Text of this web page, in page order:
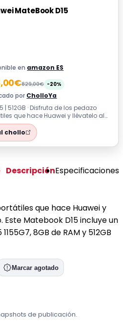
MateBook D15
en amazon ES
829,00€ -20%
por CholloYa
| 512GB · Disfruta de los pedazo
que hace Huawei y llévatelo al
precio. Este Matebook D15 i...
chollo
DescripciónEspecificaciones
que hace Huawei y
Matebook D15 incluye un
8GB de RAM y 512GB
Marcar agotado
de publicación.